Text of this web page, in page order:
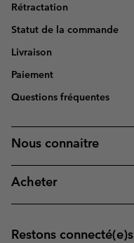
Rétractation
Statut de la commande
Livraison
Paiement
Questions fréquentes
Nous connaitre
Acheter
Restons connecté(e)s